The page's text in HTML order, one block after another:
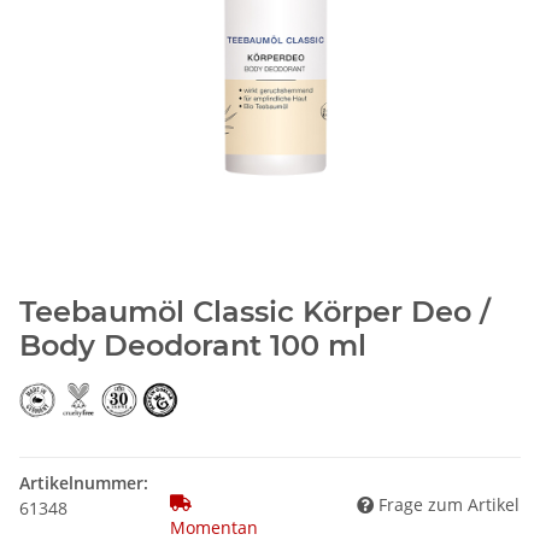
Teebaumöl Classic Körper Deo /
Body Deodorant 100 ml
Artikelnummer:
61348
Momentan
Frage zum Artikel